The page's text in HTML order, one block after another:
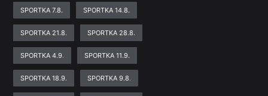
SPORTKA 7.8. SPORTKA 14.8.
SPORTKA 21.8. SPORTKA 28.8.
SPORTKA 4.9. SPORTKA 11.9.
SPORTKA 18.9. SPORTKA 9.8.